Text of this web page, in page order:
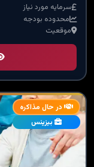
ملک یک فرصت برجسته
قابلیت توسعه و
سرمایه مورد نیاز
محدوده بودجه
موقعیت
در حال مذاکره
بیزینس